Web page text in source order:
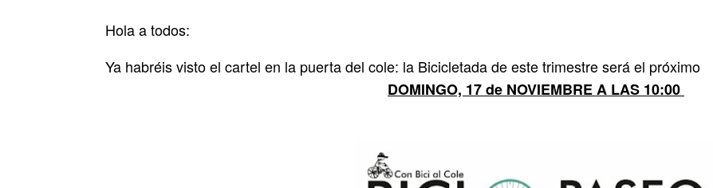
Hola a todos:
Ya habréis visto el cartel en la puerta del cole: la Bicicletada de este trimestre será el próximo
DOMINGO, 17 de NOVIEMBRE A LAS 10:00